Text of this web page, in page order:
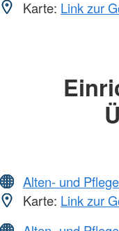
Karte: Link zur
Alten- und
Karte: Link zur